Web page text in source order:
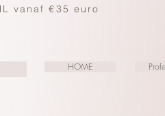
vanaf €35 euro
HOME